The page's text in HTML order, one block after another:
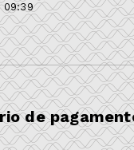
09:39
de